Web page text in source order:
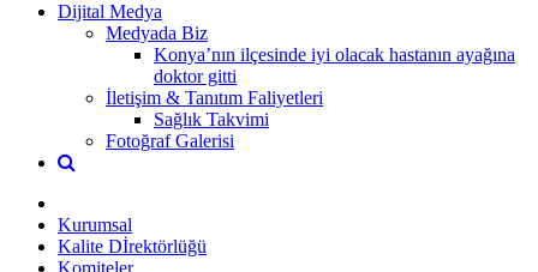
Dijital Medya
Medyada Biz
Konya’nın ilçesinde iyi olacak hastanın ayağına
doktor gitti
İletişim & Tanıtım Faliyetleri
Sağlık Takvimi
Fotoğraf Galerisi
Kurumsal
Kalite Dİrektörlüğü
Komiteler